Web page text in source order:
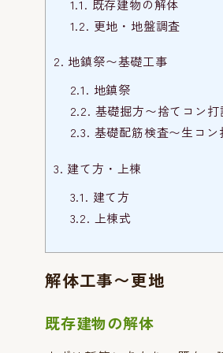
1.1. 既存建物の解体
1.2. 更地・地盤調査
2. 地鎮祭〜基礎工事
2.1. 地鎮祭
2.2. 基礎掘方〜捨てコン打
2.3. 基礎配筋検査〜生コン
3. 建て方・上棟
3.1. 建て方
3.2. 上棟式
解体工事〜更地
既存建物の解体